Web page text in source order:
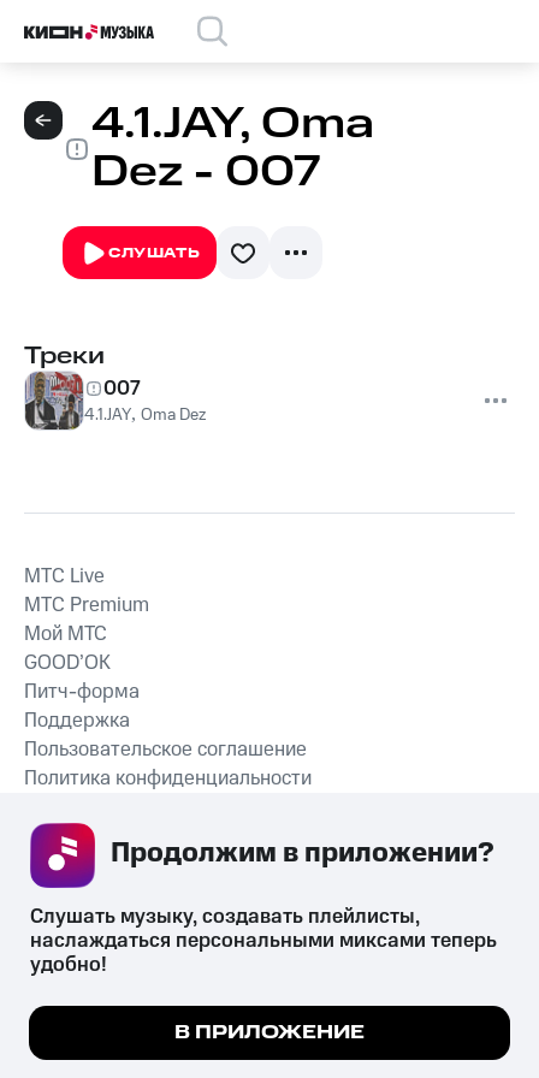
4.1.JAY, Oma
Dez - 007
СЛУШАТЬ
Треки
007
4.1.JAY, Oma Dez
СКАЧАТЬ ПРИЛОЖЕНИЕ
MTС Live
MTС Premium
Мой МТС
GOOD’OK
Питч-форма
Поддержка
Пользовательское соглашение
Политика конфиденциальности
психотропных веществ, их аналогов причиняет вред здоровью,
их незаконный оборот запрещён и влечёт установленную
законодательством ответственность.
Мы используем куки, чтобы на сайте все
Подробнее
Слушать музыку, создавать плейлисты,
наслаждаться персональными миксами теперь
удобно!
В ПРИЛОЖЕНИЕ